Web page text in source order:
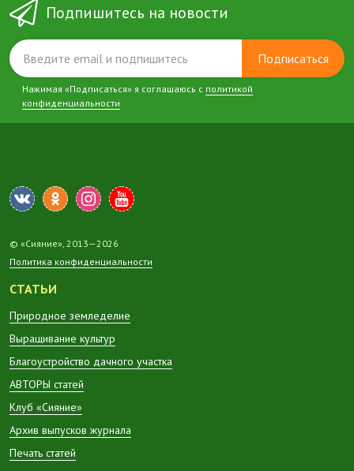
Подпишитесь на новости
Подписаться
Нажимая «Подписаться» я соглашаюсь с политикой
конфиденциальности
© «Сияние», 2013—2026
Политика конфиденциальности
СТАТЬИ
Природное земледелие
Выращивание культур
Благоустройство дачного участка
АВТОРЫ статей
Клуб «Сияние»
Архив выпусков журнала
Печать статей